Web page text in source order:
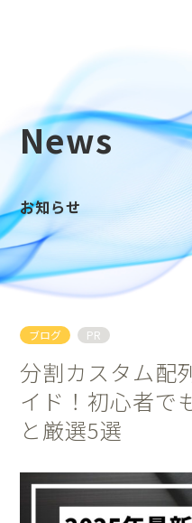
News
お知らせ
ブログ PR
分割カスタム配
イド！初心者で
と厳選5選